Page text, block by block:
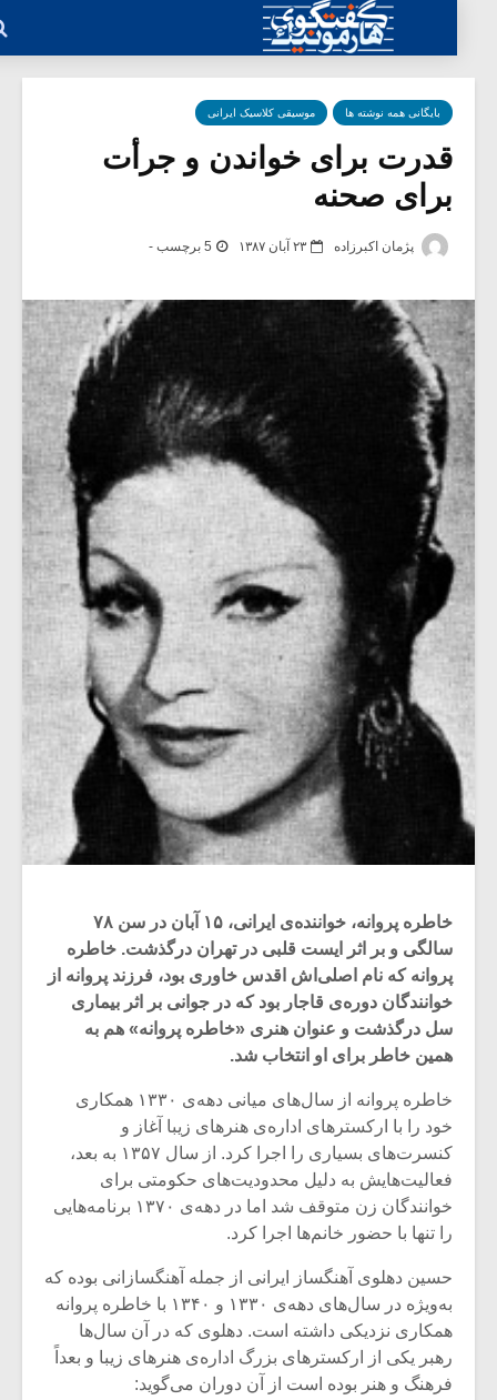
بایگانی همه نوشته ها موسیقی کلاسیک ایرانی
قدرت برای خواندن و جرأت
برای صحنه
پژمان اکبرزاده ۲۳ آبان ۱۳۸۷ 5 برچسب -
خاطره پروانه، خواننده‌ی ایرانی، ۱۵ آبان در سن ۷۸
سالگی و بر اثر ایست قلبی در تهران درگذشت. خاطره
پروانه که نام اصلی‌اش اقدس خاوری بود، فرزند پروانه از
خوانندگان دوره‌ی قاجار بود که در جوانی بر اثر بیماری
سل درگذشت و عنوان هنری «خاطره‌ پروانه» هم به
همین خاطر برای او انتخاب شد.
خاطره پروانه از سال‌های میانی دهه‌ی ۱۳۳۰ همکاری
خود را با ارکسترهای اداره‌ی هنرهای زیبا آغاز و
کنسرت‌های بسیاری را اجرا کرد. از سال ۱۳۵۷ به بعد،
فعالیت‌هایش به دلیل محدودیت‌های حکومتی برای
خوانندگان زن متوقف شد اما در دهه‌ی ۱۳۷۰ برنامه‌هایی
را تنها با حضور خانم‌ها اجرا کرد.
حسین دهلوی آهنگساز ایرانی از جمله آهنگسازانی بوده که
به‌ویژه در سال‌های دهه‌ی ۱۳۳۰ و ۱۳۴۰ با خاطره پروانه
همکاری نزدیکی داشته است. دهلوی که در آن سال‌ها
رهبر یکی از ارکسترهای بزرگ اداره‌ی هنرهای زیبا و بعداً
فرهنگ و هنر بوده است از آن دوران می‌گوید:
میکلوش روژا